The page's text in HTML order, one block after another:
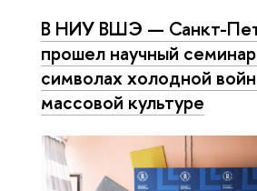
В НИУ ВШЭ — Санкт-
прошел научный
символах холодной
массовой культуре